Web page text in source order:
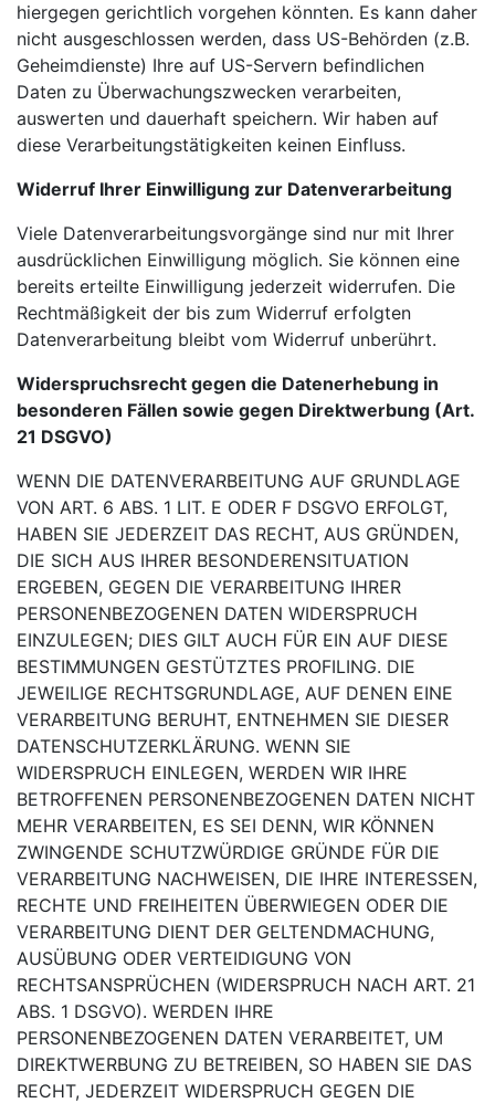
hiergegen gerichtlich vorgehen könnten. Es kann daher
nicht ausgeschlossen werden, dass US-Behörden (z.B.
Geheimdienste) Ihre auf US-Servern befindlichen
Daten zu Überwachungszwecken verarbeiten,
auswerten und dauerhaft speichern. Wir haben auf
diese Verarbeitungstätigkeiten keinen Einfluss.
Widerruf Ihrer Einwilligung zur Datenverarbeitung
Viele Datenverarbeitungsvorgänge sind nur mit Ihrer
ausdrücklichen Einwilligung möglich. Sie können eine
bereits erteilte Einwilligung jederzeit widerrufen. Die
Rechtmäßigkeit der bis zum Widerruf erfolgten
Datenverarbeitung bleibt vom Widerruf unberührt.
Widerspruchsrecht gegen die Datenerhebung in
besonderen Fällen sowie gegen Direktwerbung (Art.
21 DSGVO)
WENN DIE DATENVERARBEITUNG AUF GRUNDLAGE
VON ART. 6 ABS. 1 LIT. E ODER F DSGVO ERFOLGT,
HABEN SIE JEDERZEIT DAS RECHT, AUS GRÜNDEN,
DIE SICH AUS IHRER BESONDERENSITUATION
ERGEBEN, GEGEN DIE VERARBEITUNG IHRER
PERSONENBEZOGENEN DATEN WIDERSPRUCH
EINZULEGEN; DIES GILT AUCH FÜR EIN AUF DIESE
BESTIMMUNGEN GESTÜTZTES PROFILING. DIE
JEWEILIGE RECHTSGRUNDLAGE, AUF DENEN EINE
VERARBEITUNG BERUHT, ENTNEHMEN SIE DIESER
DATENSCHUTZERKLÄRUNG. WENN SIE
WIDERSPRUCH EINLEGEN, WERDEN WIR IHRE
BETROFFENEN PERSONENBEZOGENEN DATEN NICHT
MEHR VERARBEITEN, ES SEI DENN, WIR KÖNNEN
ZWINGENDE SCHUTZWÜRDIGE GRÜNDE FÜR DIE
VERARBEITUNG NACHWEISEN, DIE IHRE INTERESSEN,
RECHTE UND FREIHEITEN ÜBERWIEGEN ODER DIE
VERARBEITUNG DIENT DER GELTENDMACHUNG,
AUSÜBUNG ODER VERTEIDIGUNG VON
RECHTSANSPRÜCHEN (WIDERSPRUCH NACH ART. 21
ABS. 1 DSGVO). WERDEN IHRE
PERSONENBEZOGENEN DATEN VERARBEITET, UM
DIREKTWERBUNG ZU BETREIBEN, SO HABEN SIE DAS
RECHT, JEDERZEIT WIDERSPRUCH GEGEN DIE